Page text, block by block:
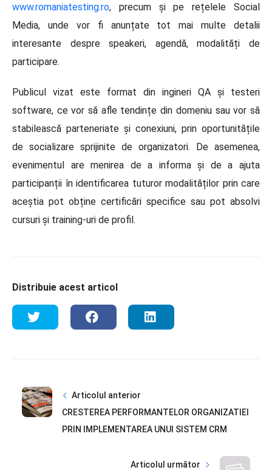
www.romaniatesting.ro, precum și pe rețelele Social
Media, unde vor fi anunțate tot mai multe detalii
interesante despre speakeri, agendă, modalități de
participare.
Publicul vizat este format din ingineri QA și testeri
software, ce vor să afle tendințe din domeniu sau vor să
stabilească parteneriate și conexiuni, prin oportunitățile
de socializare sprijinite de organizatori. De asemenea,
evenimentul are menirea de a informa și de a ajuta
participanții în identificarea tuturor modalităților prin care
aceștia pot obține certificări specifice sau pot absolvi
cursuri și training-uri de profil.
Distribuie acest articol
Articolul anterior
CRESTEREA PERFORMANTELOR ORGANIZATIEI
PRIN IMPLEMENTAREA UNUI SISTEM CRM
Articolul următor